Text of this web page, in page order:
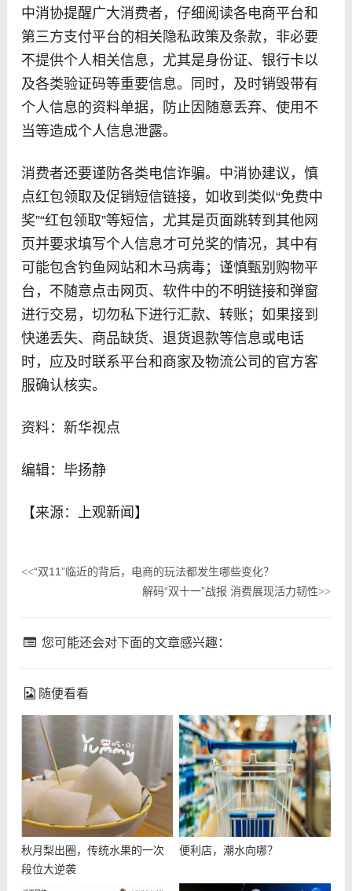
中消协提醒广大消费者，仔细阅读各电商平台和
第三方支付平台的相关隐私政策及条款，非必要
不提供个人相关信息，尤其是身份证、银行卡以
及各类验证码等重要信息。同时，及时销毁带有
个人信息的资料单据，防止因随意丢弃、使用不
当等造成个人信息泄露。
消费者还要谨防各类电信诈骗。中消协建议，慎
点红包领取及促销短信链接，如收到类似“免费中
奖”“红包领取”等短信，尤其是页面跳转到其他网
页并要求填写个人信息才可兑奖的情况，其中有
可能包含钓鱼网站和木马病毒；谨慎甄别购物平
台，不随意点击网页、软件中的不明链接和弹窗
进行交易，切勿私下进行汇款、转账；如果接到
快递丢失、商品缺货、退货退款等信息或电话
时，应及时联系平台和商家及物流公司的官方客
服确认核实。
资料：新华视点
编辑：毕扬静
【来源：上观新闻】
<<“双11”临近的背后，电商的玩法都发生哪些变化？
解码“双十一”战报 消费展现活力韧性>>
您可能还会对下面的文章感兴趣：
随便看看
秋月梨出圈，传统水果的一次
段位大逆袭
便利店，潮水向哪？